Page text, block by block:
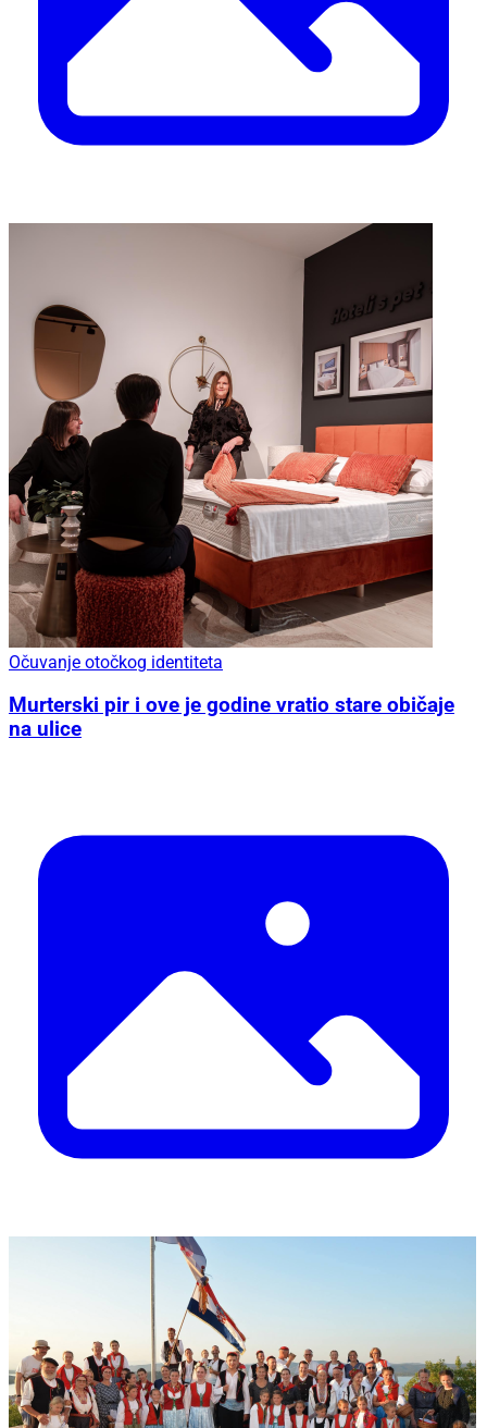
Očuvanje otočkog identiteta
Murterski pir i ove je godine vratio stare običaje
na ulice